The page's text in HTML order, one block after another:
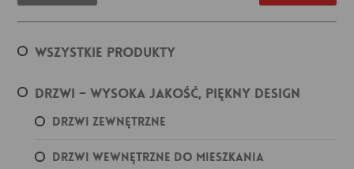
Wszystkie produkty
Drzwi – wysoka jakość, piękny design
Drzwi zewnętrzne
Drzwi wewnętrzne do mieszkania